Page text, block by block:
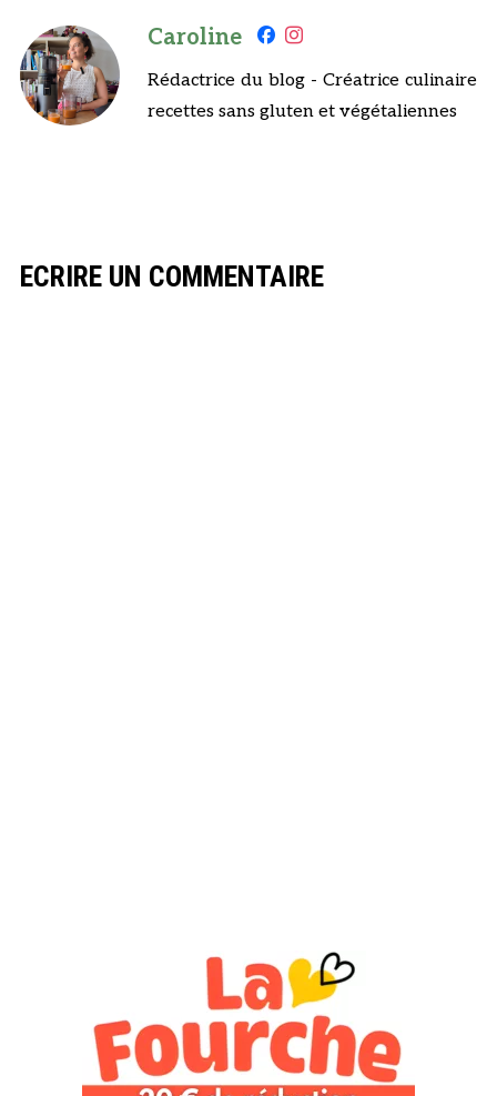
Caroline
Rédactrice du blog - Créatrice culinaire
recettes sans gluten et végétaliennes
ECRIRE UN COMMENTAIRE